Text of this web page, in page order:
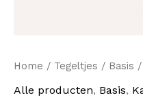
Home / Tegeltjes / Basis /
Alle producten, Basis,